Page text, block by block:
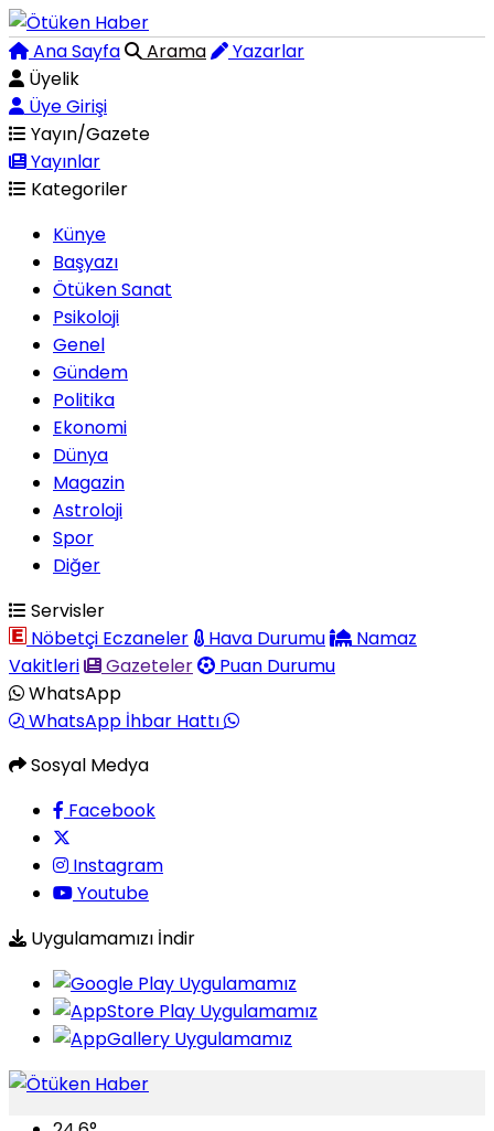
Ana Sayfa Arama
Yazarlar
Üyelik
Üye Girişi
Yayın/Gazete
Yayınlar
Kategoriler
Künye
Başyazı
Ötüken Sanat
Psikoloji
Genel
Gündem
Politika
Ekonomi
Dünya
Magazin
Astroloji
Spor
Diğer
Servisler
Nöbetçi Eczaneler
Hava Durumu
Namaz
Vakitleri
Gazeteler
Puan Durumu
WhatsApp
WhatsApp İhbar Hattı
Sosyal Medya
Facebook
Instagram
Youtube
Uygulamamızı İndir